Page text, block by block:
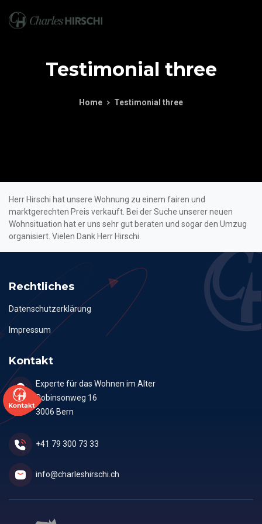
Testimonial three
Home Testimonial three
Herr Hirschi hat unsere Wohnung zu einem fairen und
marktgerechten Preis verkauft. Bei der Suche unserer neuen
Wohnsituation hat er uns sehr gut beraten und sogar den Umzug
organisiert. Vielen Dank Herr Hirschi.
Rechtliches
Datenschutzerklärung
Impressum
Kontakt
Experte für das Wohnen im Alter
Robinsonweg 16
3006 Bern
+41 79 300 73 33
info@charleshirschi.ch